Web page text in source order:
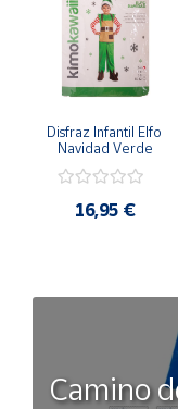
Disfraz Infantil Elfo
Navidad Verde
16,95 €
Camino